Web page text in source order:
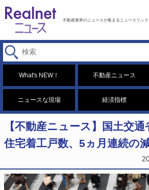
不動産業界のニュースが集まるニュースリンク
What's NEW！ 不動産ニュース
ニュースな現場 経済指標
【不動産ニュース】国土交
住宅着工戸数、5ヵ月連続の